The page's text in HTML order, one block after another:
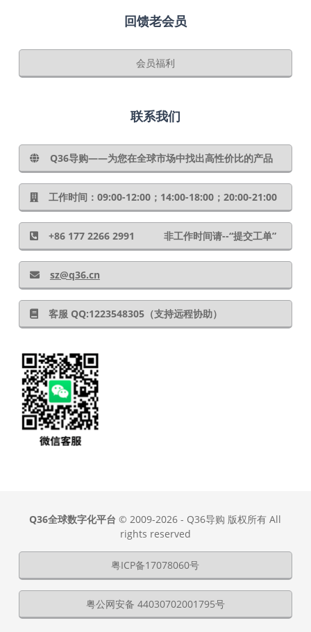
回馈老会员
会员福利
联系我们
Q36导购——为您在全球市场中找出高性价比的产品
工作时间：09:00-12:00；14:00-18:00；20:00-21:00
+86 177 2266 2991 非工作时间请--“提交工单”
sz@q36.cn
客服 QQ:1223548305（支持远程协助）
Q36全球数字化平台 © 2009-2026 - Q36导购 版权所有 All
rights reserved
粤ICP备17078060号
粤公网安备 44030702001795号